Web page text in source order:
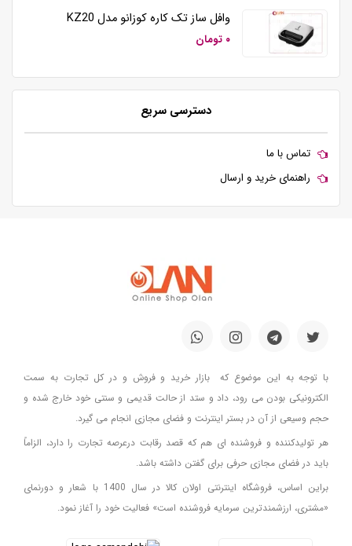
وافل ساز تک کاره کوزانو مدل KZ20
۰ تومان
دسترسی سریع
تماس با ما
راهنمای خرید و ارسال
با توجه به این موضوع که بازار خرید و فروش و در کل تجارت به سمت
الکترونیکی بودن می رود، داد و ستد از حالت قدیمی و سنتی خود خارج شده و
حجم وسیعی از آن در بستر اینترنت و فضای مجازی انجام می گیرد.
هر تولیدکننده و فروشنده ای هم که قصد رقابت درعرصه تجارت را دارد، الزاماً
باید در فضای مجازی حرفی برای گفتن داشته باشد.
براین اساس، فروشگاه اینترنتی اولان کالا در سال 1400 با شعار و دورنمای
«مشتری، ارزشمندترین سرمایه فروشنده است» فعالیت خود را آغاز نمود.